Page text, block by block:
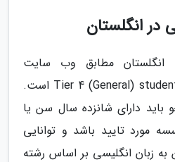
در انگلستان
انگلستان مطابق وب سایت
مهاجرت انگلستان، Tier 4 (General) student visa است.
باید دارای شانزده سال سن یا
مورد تایید باشد و توانایی
زبان انگلیسی بر اساس رشته